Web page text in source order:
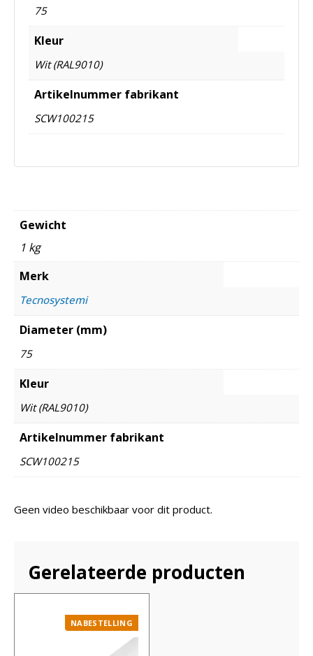
75
Kleur
Wit (RAL9010)
Artikelnummer fabrikant
SCW100215
Gewicht
1 kg
Merk
Tecnosystemi
Diameter (mm)
75
Kleur
Wit (RAL9010)
Artikelnummer fabrikant
SCW100215
Geen video beschikbaar voor dit product.
Gerelateerde producten
NABESTELLING